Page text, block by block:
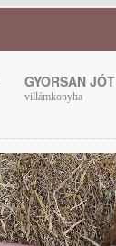
GYORSAN JÓT
villámkonyha